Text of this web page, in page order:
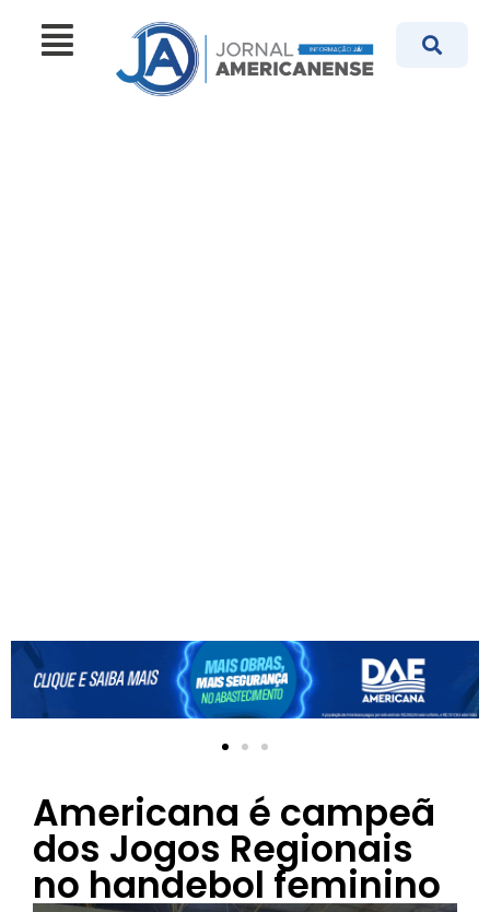
Americana é campeã
dos Jogos Regionais
no handebol feminino